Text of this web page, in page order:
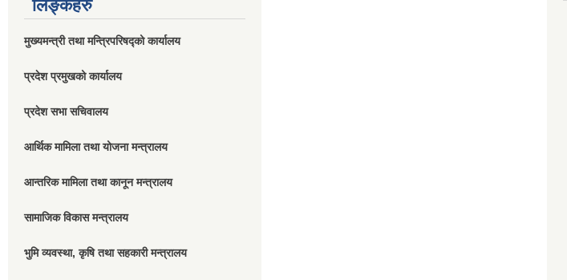
लिङ्कहरु
मुख्यमन्त्री तथा मन्त्रिपरिषद्को कार्यालय
प्रदेश प्रमुखको कार्यालय
प्रदेश सभा सचिवालय
आर्थिक मामिला तथा योजना मन्त्रालय
आन्तरिक मामिला तथा कानून मन्त्रालय
सामाजिक विकास मन्त्रालय
भुमि व्यवस्था, कृषि तथा सहकारी मन्त्रालय